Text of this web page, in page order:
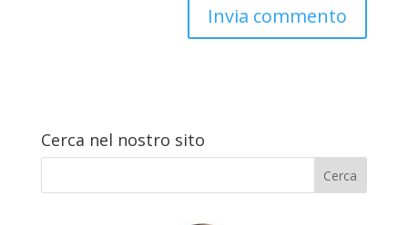
Cerca nel nostro sito